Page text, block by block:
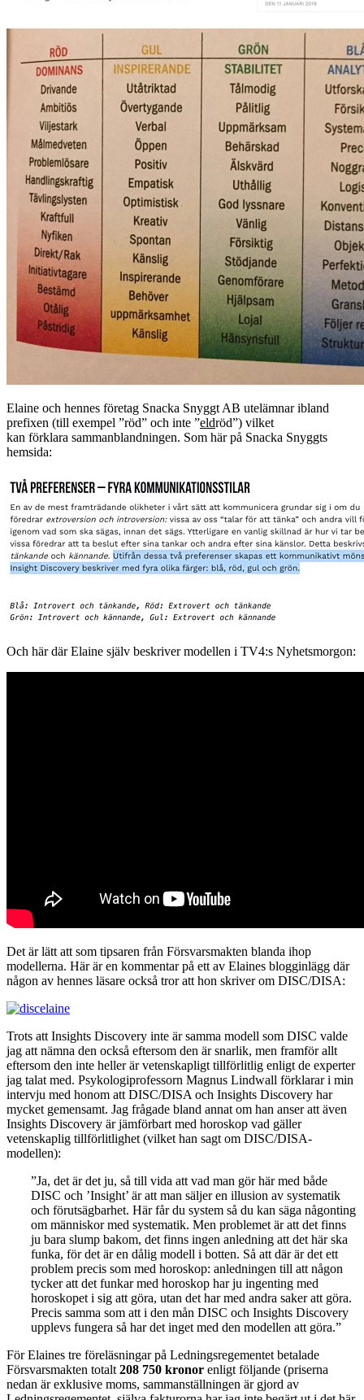
Elaine och hennes företag Snacka Snyggt AB utelämnar ibland
prefixen (till exempel ”röd” och inte ”eldröd”) vilket
kan förklara sammanblandningen. Som här på Snacka Snyggts
hemsida:
Och här där Elaine själv beskriver modellen i TV4:s Nyhetsmorgon:
Det är lätt att som tipsaren från Försvarsmakten blanda ihop
modellerna. Här är en kommentar på ett av Elaines blogginlägg där
någon av hennes läsare också tror att hon skriver om DISC/DISA:
Trots att Insights Discovery inte är samma modell som DISC valde
jag att nämna den också eftersom den är snarlik, men framför allt
eftersom den inte heller är vetenskapligt tillförlitlig enligt de experter
jag talat med. Psykologiprofessorn Magnus Lindwall förklarar i min
intervju med honom att DISC/DISA och Insights Discovery har
mycket gemensamt. Jag frågade bland annat om han anser att även
Insights Discovery är jämförbart med horoskop vad gäller
vetenskaplig tillförlitlighet (vilket han sagt om DISC/DISA-
modellen):
”Ja, det är det ju, så till vida att vad man gör här med både
DISC och ’Insight’ är att man säljer en illusion av systematik
och förutsägbarhet. Här får du system så du kan säga någonting
om människor med systematik. Men problemet är att det finns
ju bara slump bakom, det finns ingen anledning att det här ska
funka, för det är en dålig modell i botten. Så att där är det ett
problem precis som med horoskop: anledningen till att någon
tycker att det funkar med horoskop har ju ingenting med
horoskopet i sig att göra, utan det har med andra saker att göra.
Precis samma som att i den mån DISC och Insights Discovery
upplevs fungera så har det inget med den modellen att göra.”
För Elaines tre föreläsningar på Ledningsregementet betalade
Försvarsmakten totalt 208 750 kronor enligt följande (priserna
nedan är exklusive moms, sammanställningen är gjord av